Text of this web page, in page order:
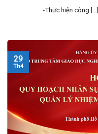
-Thực hiện công [...]
29
Th4